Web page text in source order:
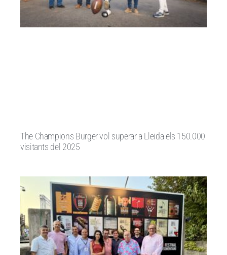
The Champions Burger vol superar a Lleida els 150.000
visitants del 2025